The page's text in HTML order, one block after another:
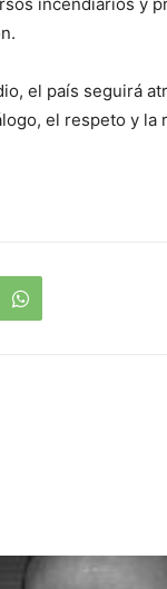
incendiarios y
el país seguirá
el respeto y